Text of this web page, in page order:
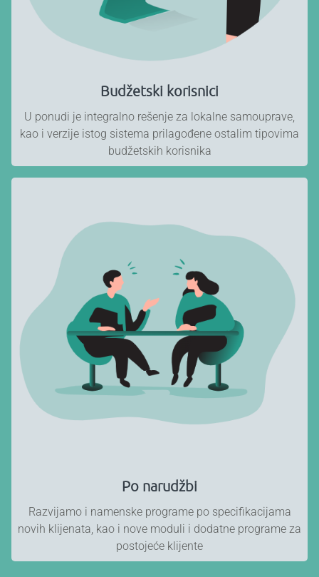
Budžetski korisnici
U ponudi je integralno rešenje za lokalne samouprave,
kao i verzije istog sistema prilagođene ostalim tipovima
budžetskih korisnika
Po narudžbi
Razvijamo i namenske programe po specifikacijama
novih klijenata, kao i nove moduli i dodatne programe za
postojeće klijente